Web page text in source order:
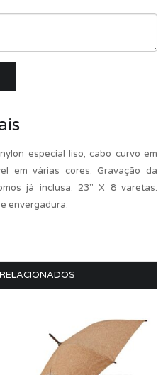
especial liso, cabo curvo em
em várias cores. Gravação da
já inclusa. 23" X 8 varetas.
envergadura.